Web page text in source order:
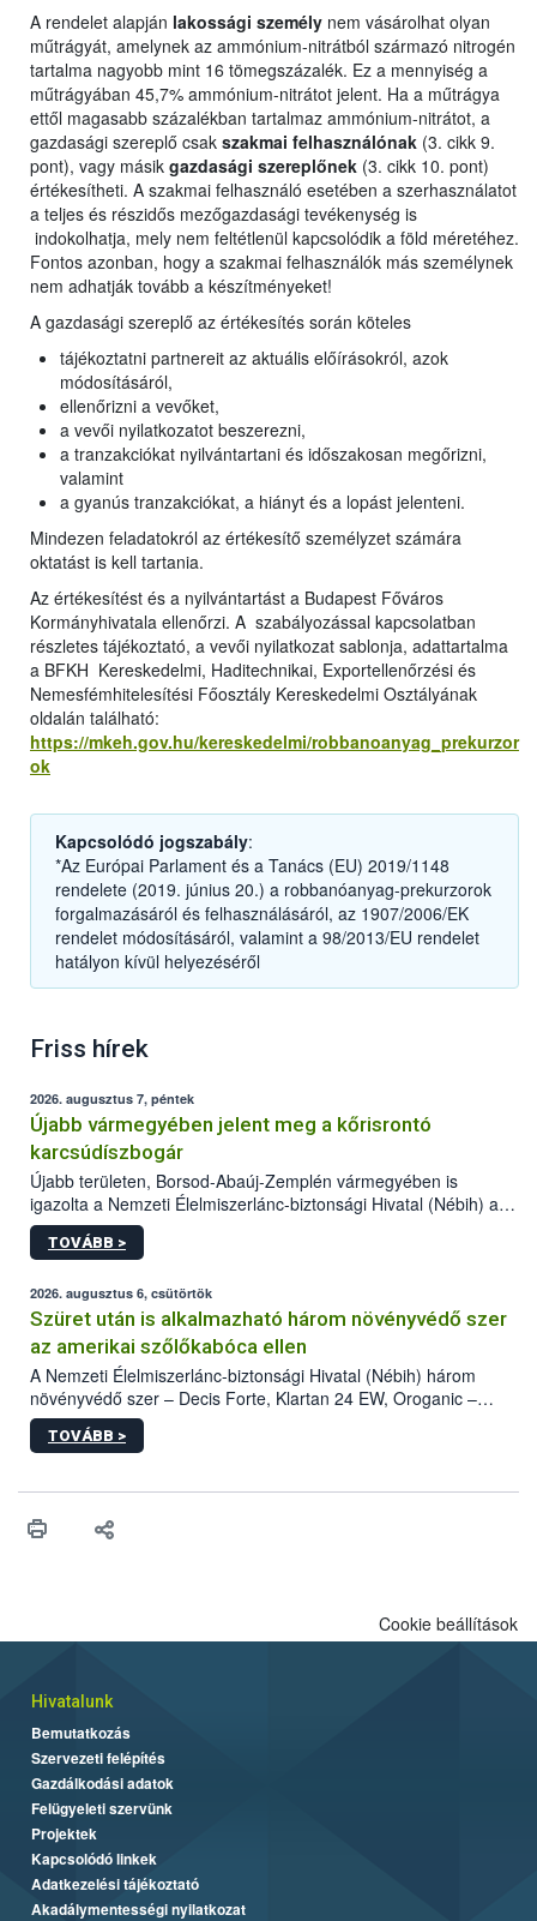
A rendelet alapján lakossági személy nem vásárolhat olyan
műtrágyát, amelynek az ammónium-nitrátból származó nitrogén
tartalma nagyobb mint 16 tömegszázalék. Ez a mennyiség a
műtrágyában 45,7% ammónium-nitrátot jelent. Ha a műtrágya
ettől magasabb százalékban tartalmaz ammónium-nitrátot, a
gazdasági szereplő csak szakmai felhasználónak (3. cikk 9.
pont), vagy másik gazdasági szereplőnek (3. cikk 10. pont)
értékesítheti. A szakmai felhasználó esetében a szerhasználatot
a teljes és részidős mezőgazdasági tevékenység is
indokolhatja, mely nem feltétlenül kapcsolódik a föld méretéhez.
Fontos azonban, hogy a szakmai felhasználók más személynek
nem adhatják tovább a készítményeket!
A gazdasági szereplő az értékesítés során köteles
tájékoztatni partnereit az aktuális előírásokról, azok
módosításáról,
ellenőrizni a vevőket,
a vevői nyilatkozatot beszerezni,
a tranzakciókat nyilvántartani és időszakosan megőrizni,
valamint
a gyanús tranzakciókat, a hiányt és a lopást jelenteni.
Mindezen feladatokról az értékesítő személyzet számára
oktatást is kell tartania.
Az értékesítést és a nyilvántartást a Budapest Főváros
Kormányhivatala ellenőrzi. A szabályozással kapcsolatban
részletes tájékoztató, a vevői nyilatkozat sablonja, adattartalma
a BFKH Kereskedelmi, Haditechnikai, Exportellenőrzési és
Nemesfémhitelesítési Főosztály Kereskedelmi Osztályának
oldalán található:
https://mkeh.gov.hu/kereskedelmi/robbanoanyag_prekurzor
ok
Kapcsolódó jogszabály:
*Az Európai Parlament és a Tanács (EU) 2019/1148
rendelete (2019. június 20.) a robbanóanyag-prekurzorok
forgalmazásáról és felhasználásáról, az 1907/2006/EK
rendelet módosításáról, valamint a 98/2013/EU rendelet
hatályon kívül helyezéséről
Friss hírek
2026. augusztus 7, péntek
Újabb vármegyében jelent meg a kőrisrontó
karcsúdíszbogár
Újabb területen, Borsod-Abaúj-Zemplén vármegyében is
igazolta a Nemzeti Élelmiszerlánc-biztonsági Hivatal (Nébih) a
kőrisrontó karcsúdíszbogár (Agrilus planipennis) jelenlétét. A
kártevőt nem csak színcsapdában találták meg, de már fertőzött
az intenzív felderítést, emellett az intézkedéseket a szlovák
hatósággal is összehangolják a terjedés megállítása érdekében.
TOVÁBB >
2026. augusztus 6, csütörtök
Szüret után is alkalmazható három növényvédő szer
az amerikai szőlőkabóca ellen
A Nemzeti Élelmiszerlánc-biztonsági Hivatal (Nébih) három
növényvédő szer – Decis Forte, Klartan 24 EW, Oroganic –
engedélyokiratát módosította, így azok a szüretet követően,
egészen a vesszőérettség (BBCH 91) stádiumáig
érésű szőlőkben is legyen lehetőség a károsító elleni további
felhasználók számára is elérhető és ökológiai termesztésben is
TOVÁBB >
Cookie beállítások
Hivatalunk
Bemutatkozás
Szervezeti felépítés
Gazdálkodási adatok
Felügyeleti szervünk
Projektek
Kapcsolódó linkek
Adatkezelési tájékoztató
Akadálymentességi nyilatkozat